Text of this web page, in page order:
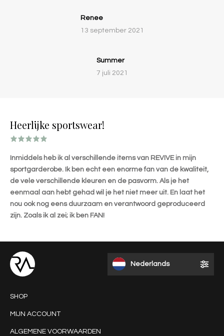
Renee
13 september 2021
Summer
7 juli 2021
Heerlijke sportswear!
Inmiddels heb ik al verschillende items van REVIVE in mijn
sportgarderobe. Ik ben echt een enorme fan van de kwaliteit,
de vele verschillende kleuren en de pasvorm. Als je het
eenmaal aan hebt gehad wil je het niet meer uit. En laat het
nou ook nog eens duurzaam en verantwoord geproduceerd
zijn. Zoals ik al zei; ik ben FAN!
Nederlands
SHOP
MIJN ACCOUNT
ALGEMENE VOORWAARDEN